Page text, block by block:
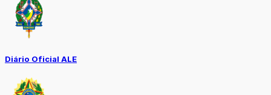
Diário Oficial ALE